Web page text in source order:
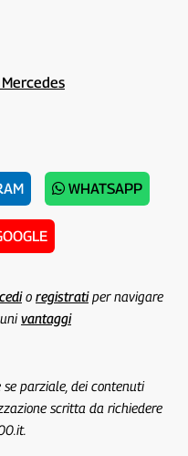
WHATSAPP
o registratiper navigare
vantaggi
parziale, dei contenuti
scritta da richiedere